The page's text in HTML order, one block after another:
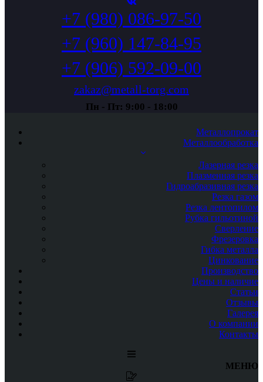
+7 (980) 086-97-50
+7 (960) 147-84-95
+7 (906) 592-09-00
zakaz@metall-torg.com
Пн - Пт: 9:00 - 18:00
Металлопрокат
Металлообработка
Лазерная резка
Плазменная резка
Гидроабразивная резка
Резка газом
Резка лентопилом
Рубка гильотиной
Сверление
Фрезеровка
Гибка металла
Цинкование
Производство
Цены и наличие
Статьи
Отзывы
Галерея
О компании
Контакты
МЕНЮ